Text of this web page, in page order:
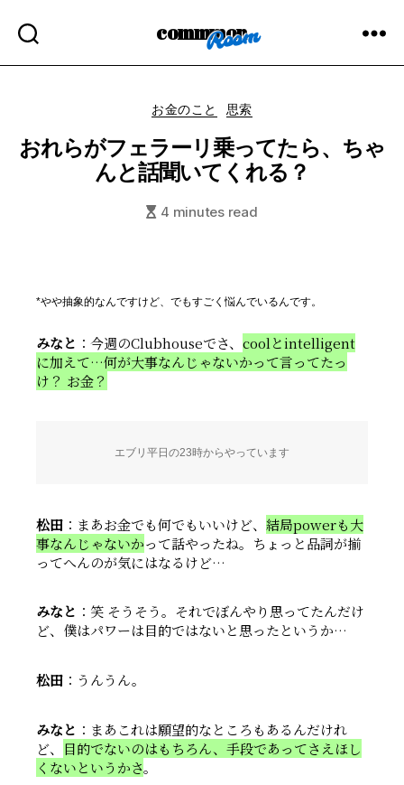
commmon
Categories
お金のこと 思索
おれらがフェラーリ乗ってたら、ちゃ
んと話聞いてくれる？
4 minutes read
やや抽象的なんですけど、でもすごく悩んでいるんです。
みなと ：今週のClubhouseでさ、 coolとintelligent
に加えて…何が大事なんじゃないかって言ってたっ
け？ お金？
エブリ平日の23時からやっています
松田 ：まあお金でも何でもいいけど、 結局powerも大
事なんじゃないかって話やったね。ちょっと品詞が揃
ってへんのが気にはなるけど…
みなと ：笑 そうそう。それでぼんやり思ってたんだけ
ど、僕はパワーは目的ではないと思ったというか…
松田 ：うんうん。
みなと ：まあこれは願望的なところもあるんだけれ
ど、 目的でないのはもちろん、手段であってさえほし
くないというかさ。